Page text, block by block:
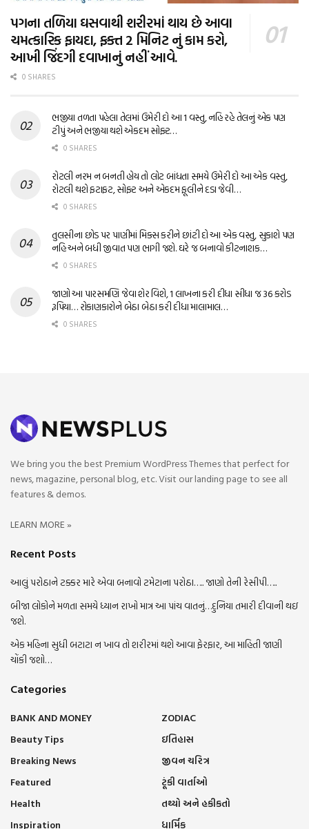
પગના તળિયા ઘસવાથી શરીરમાં થાય છે આવા
ચમત્કારિક ફાયદા, ફક્ત 2 મિનિટ નું કામ કરો,
આખી જિંદગી દવાખાનું નહીં આવે.
0 SHARES
ભજીયા તળતા પહેલા તેલમાં ઉમેરી દો આ 1 વસ્તુ, નહિ રહે તેલનું એક પણ
ટીપું અને ભજીયા થશે એકદમ સોફ્ટ…
0 SHARES
રોટલી નરમ ન બનતી હોય તો લોટ બાંધતા સમયે ઉમેરી દો આ એક વસ્તુ,
રોટલી થશે ફટાફટ, સોફ્ટ અને એકદમ ફૂલીને દડા જેવી…
0 SHARES
તુલસીના છોડ પર પાણીમાં મિક્સ કરીને છાંટી દો આ એક વસ્તુ, સુકાશે પણ
નહિ અને બધી જીવાત પણ ભાગી જશે. ઘરે જ બનાવો કીટનાશક…
0 SHARES
જાણો આ પારસમણિ જેવા શેર વિશે, 1 લાખના કરી દીધા સીધા જ 36 કરોડ
રૂપિયા… રોકાણકારોને બેઠા બેઠા કરી દીધા માલામાલ…
0 SHARES
We bring you the best Premium WordPress Themes that perfect for
news, magazine, personal blog, etc. Visit our landing page to see all
features & demos.
LEARN MORE »
Recent Posts
આલું પરોઠાને ટક્કર મારે એવા બનાવો ટમેટાના પરોઠા….. જાણો તેની રેસીપી…..
બીજા લોકોને મળતા સમયે ધ્યાન રાખો માત્ર આ પાંચ વાતનું…દુનિયા તમારી દીવાની થઇ
જશે.
એક મહિના સુધી બટાટા ન ખાવ તો શરીરમાં થશે આવા ફેરફાર, આ માહિતી જાણી
ચોંકી જશો…
Categories
BANK AND MONEY
Beauty Tips
Breaking News
Featured
Health
Inspiration
ZODIAC
ઇતિહાસ
જીવન ચરિત્ર
ટૂંકી વાર્તાઓ
તથ્યો અને હકીકતો
ધાર્મિક